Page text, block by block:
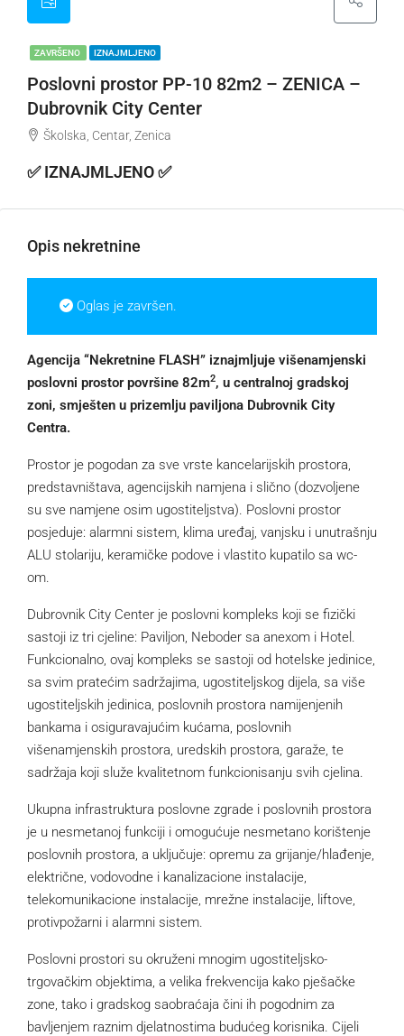
ZAVRŠENO IZNAJMLJENO
Poslovni prostor PP-10 82m2 – ZENICA –
Dubrovnik City Center
Školska, Centar, Zenica
✅ IZNAJMLJENO ✅
Opis nekretnine
Oglas je završen.
Agencija “Nekretnine FLASH” iznajmljuje višenamjenski
poslovni prostor površine 82m2, u centralnoj gradskoj
zoni, smješten u prizemlju paviljona Dubrovnik City
Centra.
Prostor je pogodan za sve vrste kancelarijskih prostora,
predstavništava, agencijskih namjena i slično (dozvoljene
su sve namjene osim ugostiteljstva). Poslovni prostor
posjeduje: alarmni sistem, klima uređaj, vanjsku i unutrašnju
ALU stolariju, keramičke podove i vlastito kupatilo sa wc-
om.
Dubrovnik City Center je poslovni kompleks koji se fizički
sastoji iz tri cjeline: Paviljon, Neboder sa anexom i Hotel.
Funkcionalno, ovaj kompleks se sastoji od hotelske jedinice,
sa svim pratećim sadržajima, ugostiteljskog dijela, sa više
ugostiteljskih jedinica, poslovnih prostora namijenjenih
bankama i osiguravajućim kućama, poslovnih
višenamjenskih prostora, uredskih prostora, garaže, te
sadržaja koji služe kvalitetnom funkcionisanju svih cjelina.
Ukupna infrastruktura poslovne zgrade i poslovnih prostora
je u nesmetanoj funkciji i omogućuje nesmetano korištenje
poslovnih prostora, a uključuje: opremu za grijanje/hlađenje,
električne, vodovodne i kanalizacione instalacije,
telekomunikacione instalacije, mrežne instalacije, liftove,
protivpožarni i alarmni sistem.
Poslovni prostori su okruženi mnogim ugostiteljsko-
trgovačkim objektima, a velika frekvencija kako pješačke
zone, tako i gradskog saobraćaja čini ih pogodnim za
bavljenjem raznim djelatnostima budućeg korisnika. Cijeli